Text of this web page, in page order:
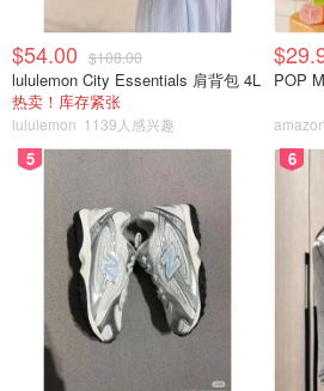
图片来自于警方 ，版权
当警员们命令她举起双手出来时，
以听到狗的叫声。Li喊话，并仍然
"bean bag（豆装散弹枪）"，然后
$54.00 $108.00
lululemon City Essentials 肩背包 4L
热卖！库存紧张
lululemon 1139人感兴趣
POP
5 6